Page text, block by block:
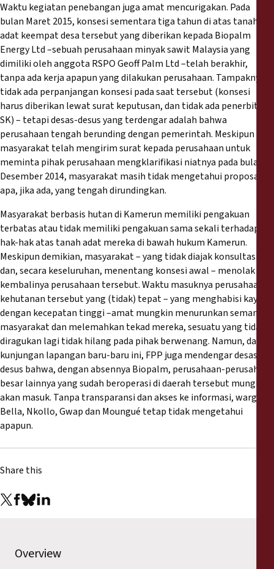
Waktu kegiatan penebangan juga amat mencurigakan. Pada
bulan Maret 2015, konsesi sementara tiga tahun di atas tanah
adat keempat desa tersebut yang diberikan kepada Biopalm
Energy Ltd –sebuah perusahaan minyak sawit Malaysia yang
dimiliki oleh anggota RSPO Geoff Palm Ltd –telah berakhir,
tanpa ada kerja apapun yang dilakukan perusahaan. Tampaknya
tidak ada perpanjangan konsesi pada saat tersebut (konsesi
harus diberikan lewat surat keputusan, dan tidak ada penerbitan
SK) – tetapi desas-desus yang terdengar adalah bahwa
perusahaan tengah berunding dengan pemerintah. Meskipun
masyarakat telah mengirim surat kepada perusahaan untuk
meminta pihak perusahaan mengklarifikasi niatnya pada bulan
Desember 2014, masyarakat masih tidak mengetahui proposal
apa, jika ada, yang tengah dirundingkan.
Masyarakat berbasis hutan di Kamerun memiliki pengakuan
terbatas atau tidak memiliki pengakuan sama sekali terhadap
hak-hak atas tanah adat mereka di bawah hukum Kamerun.
Meskipun demikian, masyarakat – yang tidak diajak konsultasi
dan, secara keseluruhan, menentang konsesi awal – menolak
kembalinya perusahaan tersebut. Waktu masuknya perusahaan
kehutanan tersebut yang (tidak) tepat – yang menghabisi kayu
dengan kecepatan tinggi –amat mungkin menurunkan semangat
masyarakat dan melemahkan tekad mereka, sesuatu yang tidak
diragukan lagi tidak hilang pada pihak berwenang. Namun, dalam
kunjungan lapangan baru-baru ini, FPP juga mendengar desas-
desus bahwa, dengan absennya Biopalm, perusahaan-perusahaan
besar lainnya yang sudah beroperasi di daerah tersebut mungkin
akan masuk. Tanpa transparansi dan akses ke informasi, warga
Bella, Nkollo, Gwap dan Moungué tetap tidak mengetahui
apapun.
Share this
Overview